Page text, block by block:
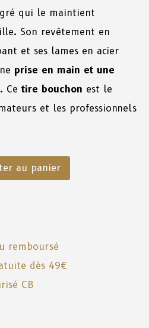
qui le maintient
Son revêtement en
et ses lames en acier
prise en main et une
. Ce tire bouchon est le
et les professionnels
au panier
remboursé
dès 49€
CB